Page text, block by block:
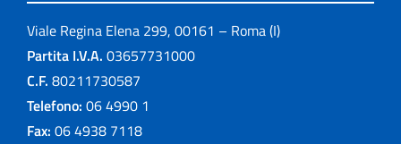
Viale Regina Elena 299, 00161 – Roma (I)
Partita I.V.A. 03657731000
C.F. 80211730587
Telefono: 06 4990 1
Fax: 06 4938 7118